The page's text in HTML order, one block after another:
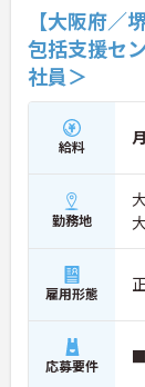
【大阪府
包括支援セ
社員＞
給料
勤務地
雇用形態
応募要件